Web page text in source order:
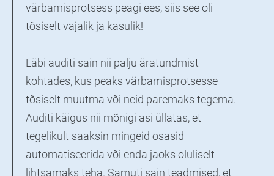
värbamisprotsess peagi ees, siis see oli
tõsiselt vajalik ja kasulik!
Läbi auditi sain nii palju äratundmist
kohtades, kus peaks värbamisprotsesse
tõsiselt muutma või neid paremaks tegema.
Auditi käigus nii mõnigi asi üllatas, et
tegelikult saaksin mingeid osasid
automatiseerida või enda jaoks oluliselt
lihtsamaks teha. Samuti sain teadmised, et